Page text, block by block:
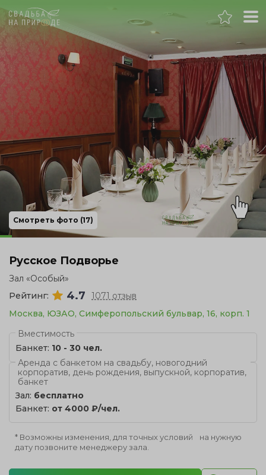
Москва
Банкет
Свадьба
День рождения
Выпускной
Корпоратив
Смотреть фото (17)
Русское Подворье
Зал «Особый»
Рейтинг:
4.7
1071 отзыв
Москва, ЮЗАО, Симферопольский бульвар, 16, корп. 1
Вместимость
Банкет: 10 - 30 чел.
Аренда с банкетом на свадьбу, новогодний
корпоратив, день рождения, выпускной, корпоратив,
банкет
Зал: бесплатно
Банкет: от 4000 ₽/чел.
* Возможны изменения, для точных условий на нужную
дату позвоните менеджеру зала.